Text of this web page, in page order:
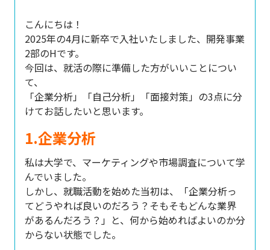
こんにちは！
2025年の4月に新卒で入社いたしました、開発事業
2部のHです。
今回は、就活の際に準備した方がいいことについ
て、
「企業分析」「自己分析」「面接対策」の3点に分
けてお話したいと思います。
1.企業分析
私は大学で、マーケティングや市場調査について学
んでいました。
しかし、就職活動を始めた当初は、「企業分析っ
てどうやれば良いのだろう？そもそもどんな業界
があるんだろう？」と、何から始めればよいのか分
からない状態でした。